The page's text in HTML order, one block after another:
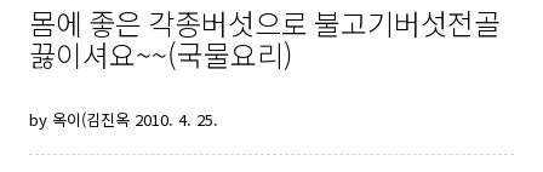
몸에 좋은 각종버섯으로 불고기버섯전골
끓이셔요~~(국물요리)
by 옥이(김진옥 2010. 4. 25.